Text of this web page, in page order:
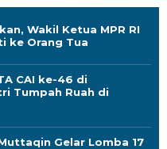
Wakil Ketua MPR RI
ke Orang Tua
CAI ke-46 di
Tumpah Ruah di
Gelar Lomba 17